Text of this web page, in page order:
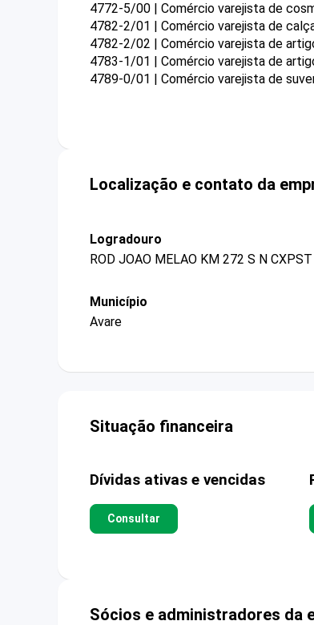
4772-5/00 | Comércio varejista de
4782-2/01 | Comércio varejista de
4782-2/02 | Comércio varejista de
4783-1/01 | Comércio varejista de
4789-0/01 | Comércio varejista de
Localização e contato da
Logradouro
ROD JOAO MELAO KM 272 S N
Município
Avare
Situação financeira
Dívidas ativas e vencidas
Consultar
Sócios e administradores da